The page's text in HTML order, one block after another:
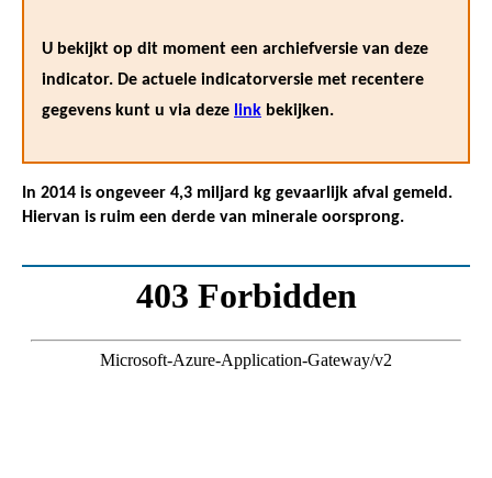
U bekijkt op dit moment een archiefversie van deze
indicator. De actuele indicatorversie met recentere
gegevens kunt u via deze link bekijken.
In 2014 is ongeveer 4,3 miljard kg gevaarlijk afval gemeld.
Hiervan is ruim een derde van minerale oorsprong.